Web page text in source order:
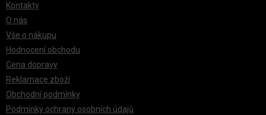
Kontakty
O nás
Vše o nákupu
Hodnocení obchodu
Cena dopravy
Reklamace zboží
Obchodní podmínky
Podmínky ochrany osobních údajů